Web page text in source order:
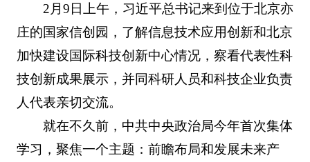
2月9日上午，习近平总书记来到位于北京亦
庄的国家信创园，了解信息技术应用创新和北京
加快建设国际科技创新中心情况，察看代表性科
技创新成果展示，并同科研人员和科技企业负责
人代表亲切交流。
就在不久前，中共中央政治局今年首次集体
学习，聚焦一个主题：前瞻布局和发展未来产